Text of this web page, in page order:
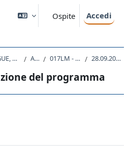
Ospite Accedi
LE68 - LINGUE, LETTERATURE STRANIERE E TURISMO CULTURALE A.A. 2023 - 2024 017LM - LETTERATURA FRANCESE I 2023 28.09.2023 Presentazione del programma
del programma